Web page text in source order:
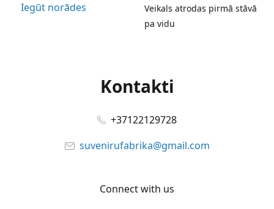
Iegūt norādes
Veikals atrodas pirmā stāvā
pa vidu
Kontakti
+37122129728
suvenirufabrika@gmail.com
Connect with us